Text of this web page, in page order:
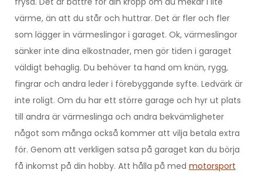
värme, än att du står och huttrar. Det är fler och fler
som lägger in värmeslingor i garaget. Ok, värmeslingor
sänker inte dina elkostnader, men gör tiden i garaget
väldigt behaglig. Du behöver ta hand om knän, rygg,
fingrar och andra leder i förebyggande syfte. Ledvärk är
inte roligt. Om du har ett större garage och hyr ut plats
till andra är värmeslinga och andra bekvämligheter
något som många också kommer att vilja betala extra
för. Genom att verkligen satsa på garaget kan du börja
få inkomst på din hobby. Att hålla på med motorsport